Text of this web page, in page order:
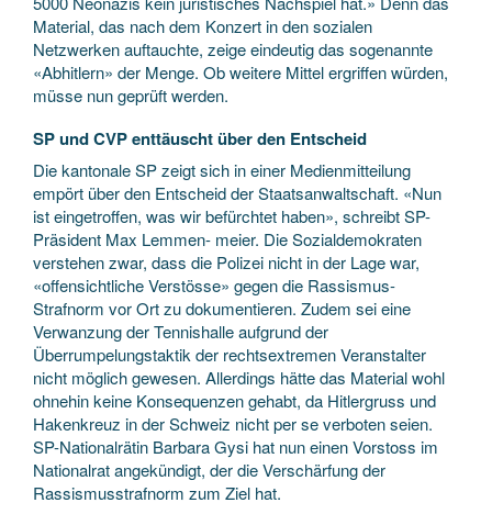
Material, das nach dem Konzert in den sozialen
Netzwerken auftauchte, zeige eindeutig das sogenannte
«Abhitlern» der Menge. Ob weitere Mittel ergriffen würden,
müsse nun geprüft werden.
SP und CVP enttäuscht über den Entscheid
Die kantonale SP zeigt sich in einer Medienmitteilung
empört über den Entscheid der Staatsanwaltschaft. «Nun
ist eingetroffen, was wir befürchtet haben», schreibt SP-
Präsident Max Lemmen- meier. Die Sozialdemokraten
verstehen zwar, dass die Polizei nicht in der Lage war,
«offensichtliche Verstösse» gegen die Rassismus-
Strafnorm vor Ort zu dokumentieren. Zudem sei eine
Verwanzung der Tennishalle aufgrund der
Überrumpelungstaktik der rechtsextremen Veranstalter
nicht möglich gewesen. Allerdings hätte das Material wohl
ohnehin keine Konsequenzen gehabt, da Hitlergruss und
Hakenkreuz in der Schweiz nicht per se verboten seien.
SP-Nationalrätin Barbara Gysi hat nun einen Vorstoss im
Nationalrat angekündigt, der die Verschärfung der
Rassismusstrafnorm zum Ziel hat.